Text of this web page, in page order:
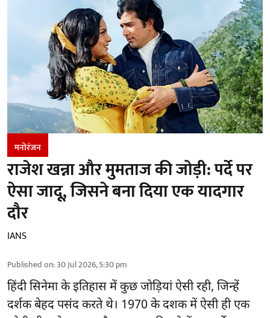
मनोरंजन
राजेश खन्ना और मुमताज की जोड़ी: पर्दे पर
ऐसा जादू, जिसने बना दिया एक यादगार
दौर
IANS
Published on:30 Jul 2026, 5:30 pm
हिंदी सिनेमा के इतिहास में कुछ जोड़ियां ऐसी रही, जिन्हें
दर्शक बेहद पसंद करते थे। 1970 के दशक में ऐसी ही एक